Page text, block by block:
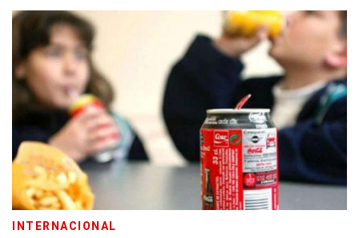
INTERNACIONAL